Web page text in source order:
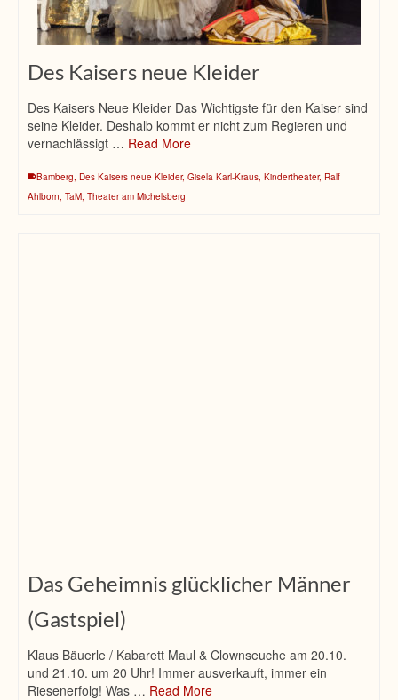
Des Kaisers neue Kleider
Des Kaisers Neue Kleider Das Wichtigste für den Kaiser sind
seine Kleider. Deshalb kommt er nicht zum Regieren und
vernachlässigt … Read More
Bamberg, Des Kaisers neue Kleider, Gisela Karl-Kraus, Kindertheater, Ralf
Ahlborn, TaM, Theater am Michelsberg
Das Geheimnis glücklicher Männer
(Gastspiel)
Klaus Bäuerle / Kabarett Maul & Clownseuche am 20.10.
und 21.10. um 20 Uhr! Immer ausverkauft, immer ein
Riesenerfolg! Was … Read More